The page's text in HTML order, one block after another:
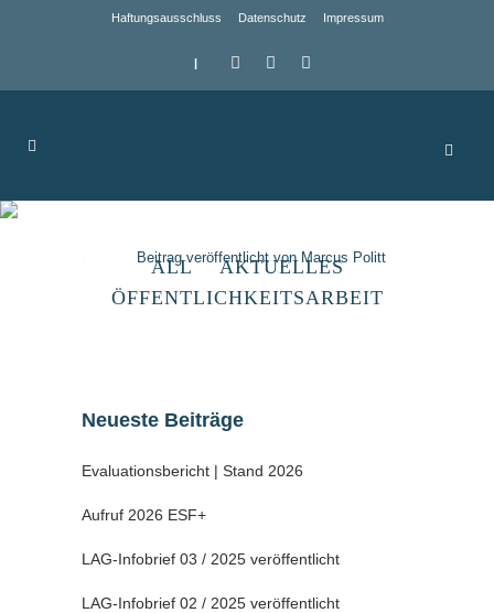
Haftungsausschluss Datenschutz Impressum
|
Beitrag veröffentlicht von Marcus Politt
ALL
AKTUELLES
ÖFFENTLICHKEITSARBEIT
Neueste Beiträge
Evaluationsbericht | Stand 2026
Aufruf 2026 ESF+
LAG-Infobrief 03 / 2025 veröffentlicht
LAG-Infobrief 02 / 2025 veröffentlicht